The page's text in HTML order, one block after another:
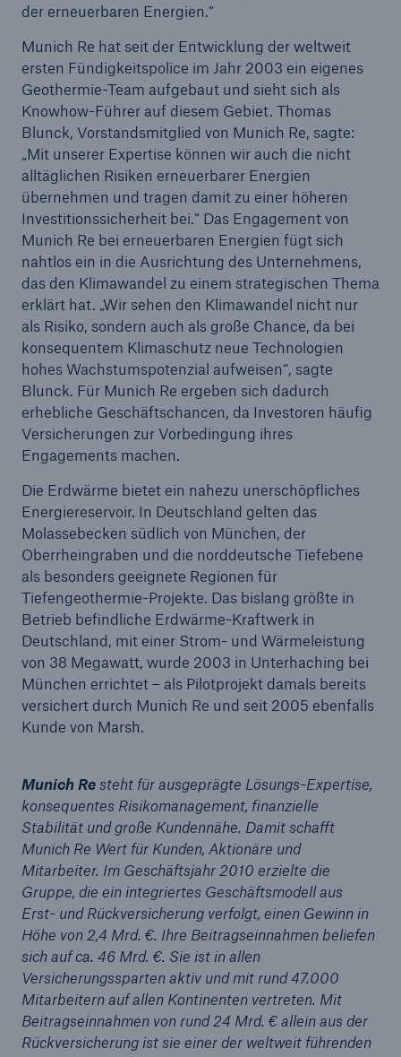
der erneuerbaren Energien.“
Munich Re hat seit der Entwicklung der weltweit
ersten Fündigkeitspolice im Jahr 2003 ein eigenes
Geothermie-Team aufgebaut und sieht sich als
Knowhow-Führer auf diesem Gebiet. Thomas
Blunck, Vorstandsmitglied von Munich Re, sagte:
„Mit unserer Expertise können wir auch die nicht
alltäglichen Risiken erneuerbarer Energien
übernehmen und tragen damit zu einer höheren
Investitionssicherheit bei.“ Das Engagement von
Munich Re bei erneuerbaren Energien fügt sich
nahtlos ein in die Ausrichtung des Unternehmens,
das den Klimawandel zu einem strategischen Thema
erklärt hat. „Wir sehen den Klimawandel nicht nur
als Risiko, sondern auch als große Chance, da bei
konsequentem Klimaschutz neue Technologien
hohes Wachstumspotenzial aufweisen“, sagte
Blunck. Für Munich Re ergeben sich dadurch
erhebliche Geschäftschancen, da Investoren häufig
Versicherungen zur Vorbedingung ihres
Engagements machen.
Die Erdwärme bietet ein nahezu unerschöpfliches
Energiereservoir. In Deutschland gelten das
Molassebecken südlich von München, der
Oberrheingraben und die norddeutsche Tiefebene
als besonders geeignete Regionen für
Tiefengeothermie-Projekte. Das bislang größte in
Betrieb befindliche Erdwärme-Kraftwerk in
Deutschland, mit einer Strom- und Wärmeleistung
von 38 Megawatt, wurde 2003 in Unterhaching bei
München errichtet – als Pilotprojekt damals bereits
versichert durch Munich Re und seit 2005 ebenfalls
Kunde von Marsh.
Munich Resteht für ausgeprägte Lösungs-Expertise,
konsequentes Risikomanagement, finanzielle
Stabilität und große Kundennähe. Damit schafft
Munich Re Wert für Kunden, Aktionäre und
Mitarbeiter. Im Geschäftsjahr 2010 erzielte die
Gruppe, die ein integriertes Geschäftsmodell aus
Erst- und Rückversicherung verfolgt, einen Gewinn in
Höhe von 2,4 Mrd. €. Ihre Beitragseinnahmen beliefen
sich auf ca. 46 Mrd. €. Sie ist in allen
Versicherungssparten aktiv und mit rund 47.000
Mitarbeitern auf allen Kontinenten vertreten. Mit
Beitragseinnahmen von rund 24 Mrd. € allein aus der
Rückversicherung ist sie einer der weltweit führenden
Fakten
CLARA reduziert die Wartezeit bis zur
Leistungsentscheidung in der BU-
Versicherung bis zu
50 %
Cyber
Geschätzte globale wirtschaftliche Kosten der
Internetkriminalität
600 bn
US Dollar im Jahr 2018
Rückversicherung Leben/Gesundheit
MIRA Digital Suite